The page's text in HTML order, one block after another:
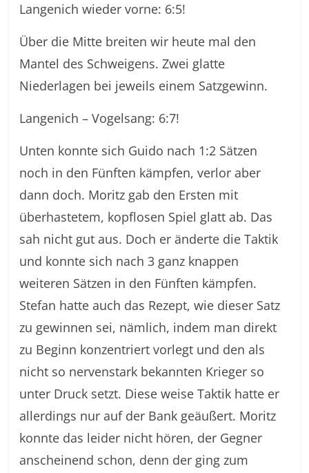
Langenich wieder vorne: 6:5!
Über die Mitte breiten wir heute mal den
Mantel des Schweigens. Zwei glatte
Niederlagen bei jeweils einem Satzgewinn.
Langenich – Vogelsang: 6:7!
Unten konnte sich Guido nach 1:2 Sätzen
noch in den Fünften kämpfen, verlor aber
dann doch. Moritz gab den Ersten mit
überhastetem, kopflosen Spiel glatt ab. Das
sah nicht gut aus. Doch er änderte die Taktik
und konnte sich nach 3 ganz knappen
weiteren Sätzen in den Fünften kämpfen.
Stefan hatte auch das Rezept, wie dieser Satz
zu gewinnen sei, nämlich, indem man direkt
zu Beginn konzentriert vorlegt und den als
nicht so nervenstark bekannten Krieger so
unter Druck setzt. Diese weise Taktik hatte er
allerdings nur auf der Bank geäußert. Moritz
konnte das leider nicht hören, der Gegner
anscheinend schon, denn der ging zum